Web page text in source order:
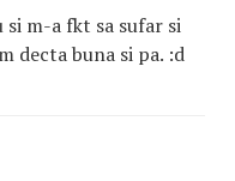
m-a fkt sa sufar si
decta buna si pa. :d